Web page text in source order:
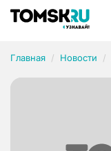
Главная Новости